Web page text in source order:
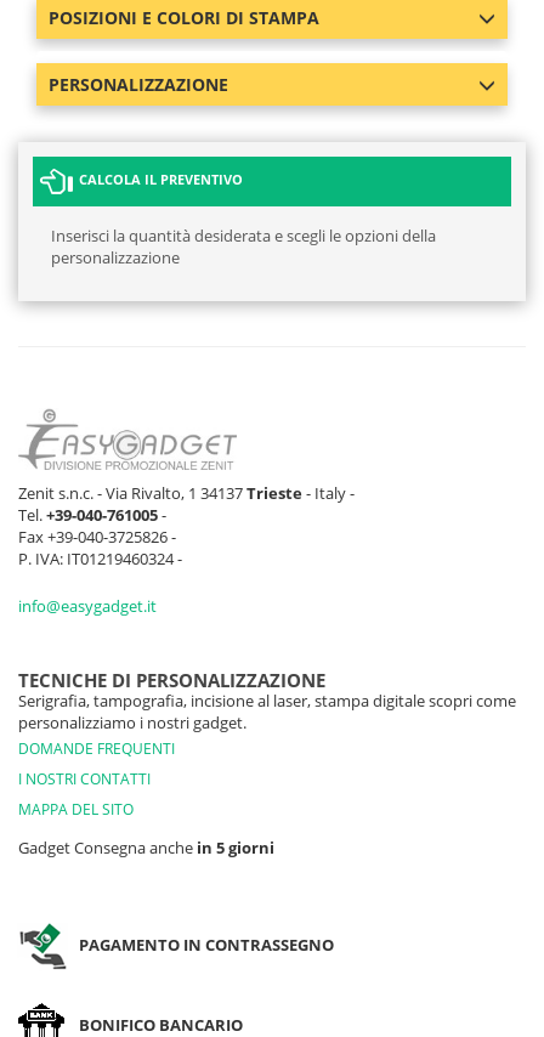
POSIZIONI E COLORI DI STAMPA
PERSONALIZZAZIONE
CALCOLA IL PREVENTIVO
Inserisci la quantità desiderata e scegli le opzioni della
personalizzazione
Zenit s.n.c. - Via Rivalto, 1 34137Trieste- Italy -
Tel.+39-040-761005-
Fax +39-040-3725826 -
P. IVA: IT01219460324 -
info@easygadget.it
TECNICHE DI PERSONALIZZAZIONE
Serigrafia, tampografia, incisione al laser, stampa digitale scopri come
personalizziamo i nostri gadget.
DOMANDE FREQUENTI
I NOSTRI CONTATTI
MAPPA DEL SITO
Gadget Consegna anche in 5 giorni
PAGAMENTO IN CONTRASSEGNO
BONIFICO BANCARIO